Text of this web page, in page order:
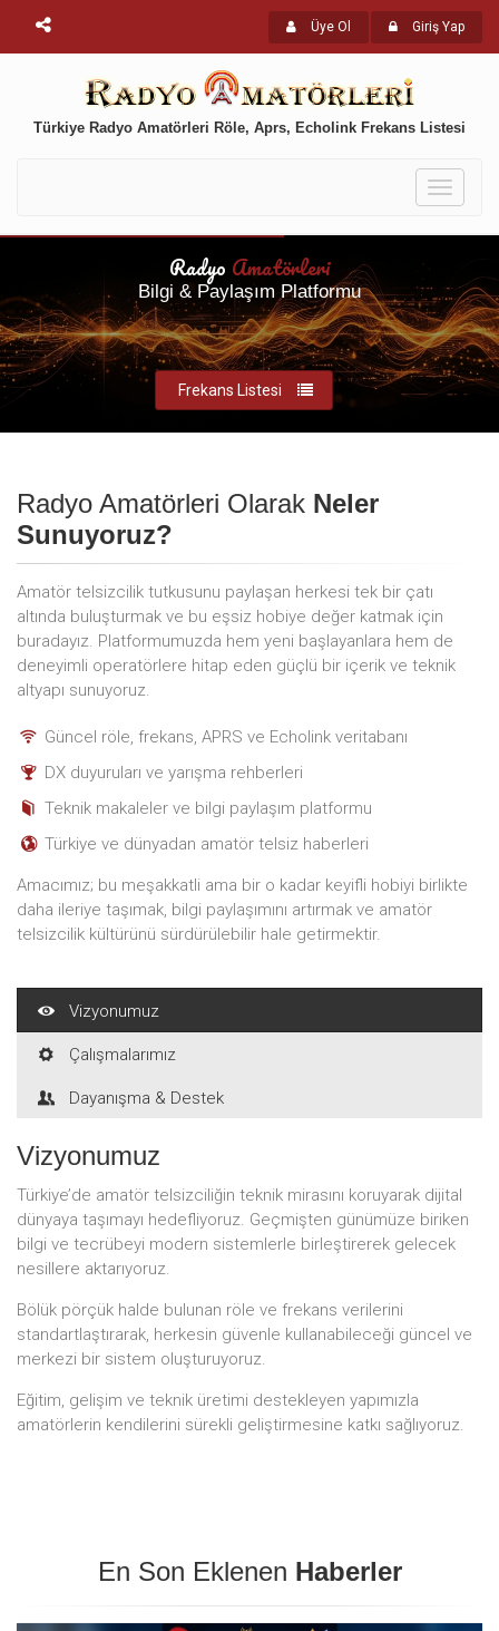
Üye Ol Giriş Yap
Türkiye Radyo Amatörleri Röle, Aprs, Echolink Frekans Listesi
Toggle
Radyo Amatörleri
Bilgi & Paylaşım Platformu
Frekans Listesi
Radyo Amatörleri Olarak Neler
Sunuyoruz?
Amatör telsizcilik tutkusunu paylaşan herkesi tek bir çatı
altında buluşturmak ve bu eşsiz hobiye değer katmak için
buradayız. Platformumuzda hem yeni başlayanlara hem de
deneyimli operatörlere hitap eden güçlü bir içerik ve teknik
altyapı sunuyoruz.
Güncel röle, frekans, APRS ve Echolink veritabanı
DX duyuruları ve yarışma rehberleri
Teknik makaleler ve bilgi paylaşım platformu
Türkiye ve dünyadan amatör telsiz haberleri
Amacımız; bu meşakkatli ama bir o kadar keyifli hobiyi birlikte
daha ileriye taşımak, bilgi paylaşımını artırmak ve amatör
telsizcilik kültürünü sürdürülebilir hale getirmektir.
Vizyonumuz
Çalışmalarımız
Dayanışma & Destek
Vizyonumuz
Türkiye’de amatör telsizciliğin teknik mirasını koruyarak dijital
dünyaya taşımayı hedefliyoruz. Geçmişten günümüze biriken
bilgi ve tecrübeyi modern sistemlerle birleştirerek gelecek
nesillere aktarıyoruz.
Bölük pörçük halde bulunan röle ve frekans verilerini
standartlaştırarak, herkesin güvenle kullanabileceği güncel ve
merkezi bir sistem oluşturuyoruz.
Eğitim, gelişim ve teknik üretimi destekleyen yapımızla
amatörlerin kendilerini sürekli geliştirmesine katkı sağlıyoruz.
En Son Eklenen Haberler